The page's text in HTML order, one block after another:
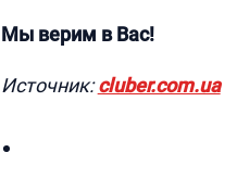
Мы верим в Вас!
Источник:cluber.com.ua